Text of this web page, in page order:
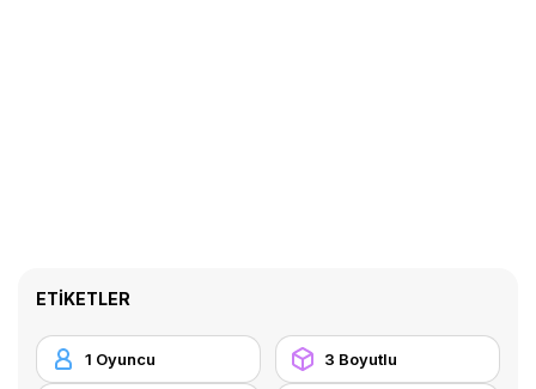
ETIKETLER
1 Oyuncu 3 Boyutlu